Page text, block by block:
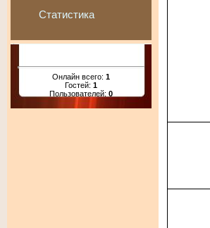
Статистика
Онлайн всего: 1
Гостей: 1
Пользователей: 0